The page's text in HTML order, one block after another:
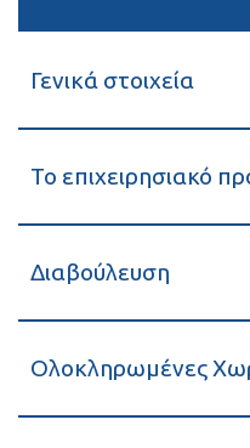
Γενικά στοιχεία
Το επιχειρησιακό
Διαβούλευση
Ολοκληρωμένες